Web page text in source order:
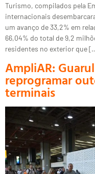
Turismo, compilados pela
internacionais
um avanço de 33,2% em
66,04% do total de 9,2
residentes no exterior que
AmpliAR:
reprogramar
terminais